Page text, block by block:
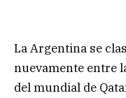
La Argentina se
nuevamente entre
del mundial de